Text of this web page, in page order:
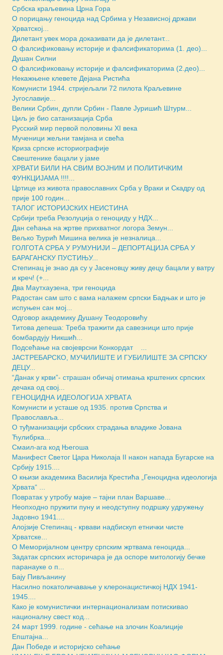
Србска краљевина Црна Гора
О порицању геноцида над Србима у Независној држави
Хрватској...
Дилетант увек мора доказивати да је дилетант...
O фалсификовању историје и фалсификаторима (1. део)...
Душан Силни
O фалсификовању историје и фалсификаторима (2.део)...
Некажњене клевете Дејана Ристића
Комунисти 1944. стријељали 72 пилота Краљевине
Југославије...
Велики Србин, дупли Србин - Павле Јуришић Штурм...
Циљ је био сатанизација Срба
Русский мир первой половины XI века
Мученици жељни тамјана и свећа
Криза српске историографије
Свештенике бацали у јаме
ХРВАТИ БИЛИ НА СВИМ ВОЈНИМ И ПОЛИТИЧКИМ
ФУНКЦИЈАМА !!!!...
Цртице из живота православних Срба у Враки и Скадру од
прије 100 годин...
ТАЛОГ ИСТОРИЈСКИХ НЕИСТИНА
Србији треба Резолуција о геноциду у НДХ...
Дан сећања на жртве прихватног логора Земун...
Вељко Ђурић Мишина велика је незналица...
ГОЛГОТА СРБА У РУМУНИЈИ – ДЕПОРТАЦИЈА СРБА У
БАРАГАНСКУ ПУСТИЊУ...
Степинац је знао да су у Јасеновцу живу децу бацали у ватру
и креч! (+...
Два Маутхаузена, три геноцида
Радостан сам што с вама налажем српски Бадњак и што је
испуњен сан мој...
Одговор академику Душану Теодоровићу
Титова депеша: Треба тражити да савезници што прије
бомбардују Никшић...
Подсећање на својеврсни Конкордат ...
ЈАСТРЕБАРСКО, МУЧИЛИШТЕ И ГУБИЛИШТЕ ЗА СРПСКУ
ДЕЦУ...
“Данак у крви”- страшан обичај отимања крштених српских
дечака од свој...
ГЕНОЦИДНА ИДЕОЛОГИЈА ХРВАТА
Комунисти и усташе од 1935. против Српства и
Православља...
О туђманизацији србских страдања владике Јована
Ћулибрка...
Смаил-ага код Његоша
Манифест Светог Цара Николаја II након напада Бугарске на
Србију 1915....
О књизи академика Василија Крестића „Геноцидна идеологија
Хрвата“ ...
Повратак у утробу мајке – тајни план Варшаве...
Неопходно пружити пуну и неодступну подршку удружењу
Јадовно 1941....
Алојзије Степинац - крвави надбискуп етнички чисте
Хрватске...
О Меморијалном центру српским жртвама геноцида...
Задатак српских историчара је да оспоре митологију бечке
паранауке о п...
Бају Пивљанину
Насилно покатоличавање у клеронацистичкој НДХ 1941-
1945....
Како је комунистички интернационализам потискивао
националну свест код...
24 март 1999. године - сећање на злочин Коалиције
Епштајна...
Дан Победе и историјско сећање